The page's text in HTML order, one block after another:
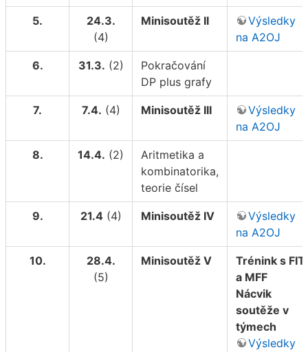
5.
24.3.
(4)
Minisoutěž II
Výsledky
na A2OJ
6. 31.3. (2)
Pokračování
DP plus grafy
7. 7.4. (4) Minisoutěž III
Výsledky
na A2OJ
8. 14.4. (2)
Aritmetika a
kombinatorika,
teorie čísel
9. 21.4(4) Minisoutěž IV
Výsledky
na A2OJ
10.
28.4.
(5)
Minisoutěž V
Trénink s FIT
a MFF
Nácvik
soutěže v
týmech
Výsledky